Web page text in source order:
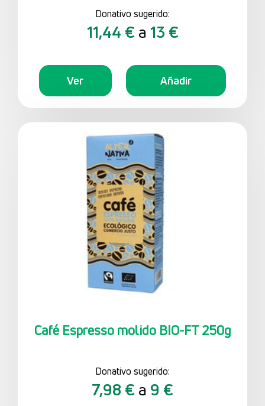
Donativo sugerido:
11,44 €a 13 €
Ver Añadir
Café Espresso molido BIO-FT 250g
Donativo sugerido:
7,98 € a 9 €